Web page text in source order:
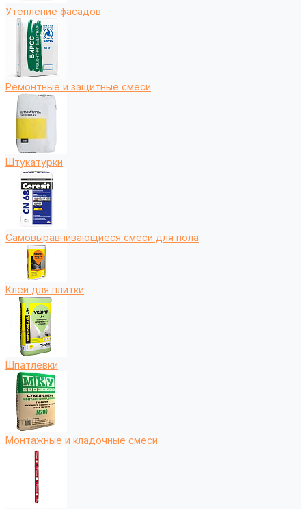
Утепление фасадов
Ремонтные и защитные смеси
Штукатурки
Самовыравнивающиеся смеси для пола
Клеи для плитки
Шпатлевки
Монтажные и кладочные смеси